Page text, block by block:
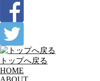
トップへ戻る
HOME
ABOUT